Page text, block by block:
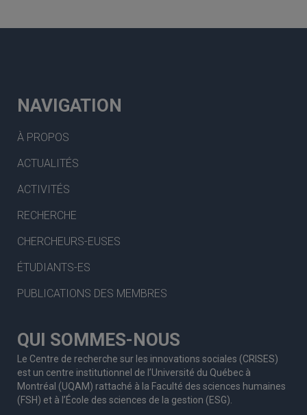
NAVIGATION
À PROPOS
ACTUALITÉS
ACTIVITÉS
RECHERCHE
CHERCHEURS-EUSES
ÉTUDIANTS-ES
PUBLICATIONS DES MEMBRES
QUI SOMMES-NOUS
Le Centre de recherche sur les innovations sociales (CRISES)
est un centre institutionnel de l’Université du Québec à
Montréal (UQAM) rattaché à la Faculté des sciences humaines
(FSH) et à l’École des sciences de la gestion (ESG).